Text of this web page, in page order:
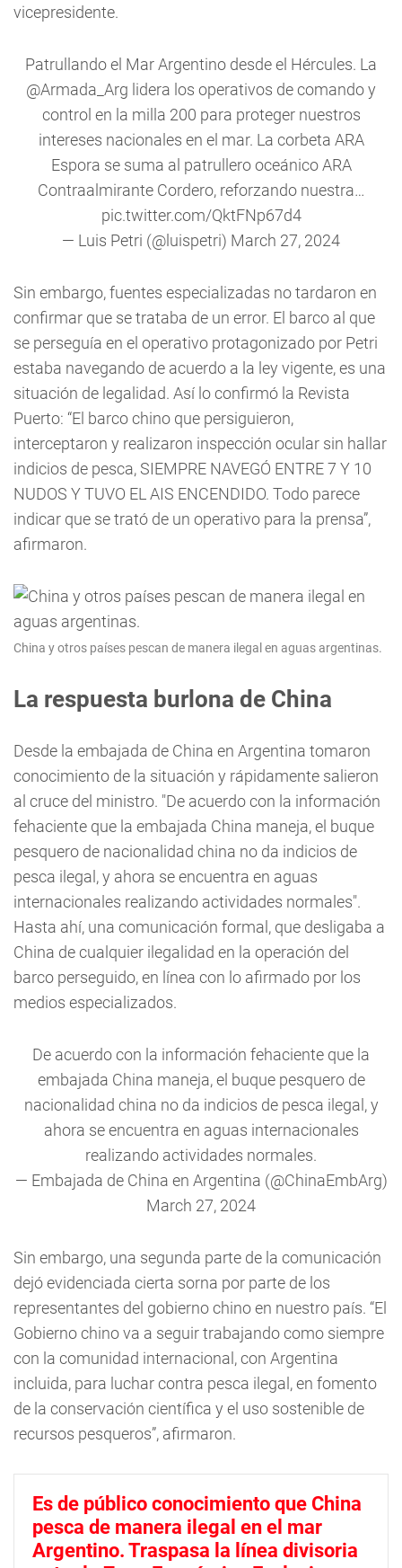
vicepresidente.
Patrullando el Mar Argentino desde el Hércules. La
@Armada_Arg lidera los operativos de comando y
control en la milla 200 para proteger nuestros
intereses nacionales en el mar. La corbeta ARA
Espora se suma al patrullero oceánico ARA
Contraalmirante Cordero, reforzando nuestra…
pic.twitter.com/QktFNp67d4
— Luis Petri (@luispetri) March 27, 2024
Sin embargo, fuentes especializadas no tardaron en
confirmar que se trataba de un error. El barco al que
se perseguía en el operativo protagonizado por Petri
estaba navegando de acuerdo a la ley vigente, es una
situación de legalidad. Así lo confirmó la Revista
Puerto: “El barco chino que persiguieron,
interceptaron y realizaron inspección ocular sin hallar
indicios de pesca, SIEMPRE NAVEGÓ ENTRE 7 Y 10
NUDOS Y TUVO EL AIS ENCENDIDO. Todo parece
indicar que se trató de un operativo para la prensa”,
afirmaron.
China y otros países pescan de manera ilegal en aguas argentinas.
La respuesta burlona de China
Desde la embajada de China en Argentina tomaron
conocimiento de la situación y rápidamente salieron
al cruce del ministro. "De acuerdo con la información
fehaciente que la embajada China maneja, el buque
pesquero de nacionalidad china no da indicios de
pesca ilegal, y ahora se encuentra en aguas
internacionales realizando actividades normales".
Hasta ahí, una comunicación formal, que desligaba a
China de cualquier ilegalidad en la operación del
barco perseguido, en línea con lo afirmado por los
medios especializados.
De acuerdo con la información fehaciente que la
embajada China maneja, el buque pesquero de
nacionalidad china no da indicios de pesca ilegal, y
ahora se encuentra en aguas internacionales
realizando actividades normales.
— Embajada de China en Argentina (@ChinaEmbArg)
March 27, 2024
Sin embargo, una segunda parte de la comunicación
dejó evidenciada cierta sorna por parte de los
representantes del gobierno chino en nuestro país. “El
Gobierno chino va a seguir trabajando como siempre
con la comunidad internacional, con Argentina
incluida, para luchar contra pesca ilegal, en fomento
de la conservación científica y el uso sostenible de
recursos pesqueros”, afirmaron.
Es de público conocimiento que China
pesca de manera ilegal en el mar
Argentino. Traspasa la línea divisoria